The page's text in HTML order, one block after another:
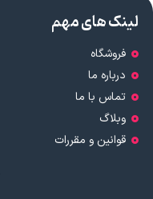
لینک های مهم
فروشگاه
درباره ما
تماس با ما
وبلاگ
قوانین و مقررات